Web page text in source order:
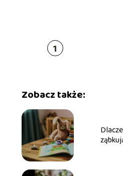
1
Zobacz także: